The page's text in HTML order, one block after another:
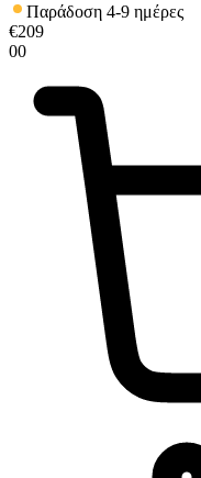
Παράδοση 4-9 ημέρες
€209
00